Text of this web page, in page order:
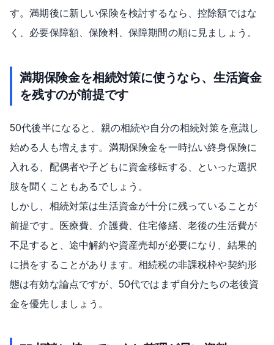
す。満期後に新しい保険を検討するなら、控除額ではな
く、必要保障額、保険料、保障期間の順に見ましょう。
満期保険金を相続対策に使うなら、生活資金
を残すのが前提です
50代後半になると、親の相続や自分の相続対策を意識し
始める人も増えます。満期保険金を一時払い終身保険に
入れる、配偶者や子どもに資金移転する、といった選択
肢を聞くこともあるでしょう。
しかし、相続対策は生活資金が十分に残っていることが
前提です。医療費、介護費、住宅修繕、老後の生活費が
不足すると、途中解約や資産売却が必要になり、結果的
に損をすることがあります。相続税の非課税枠や契約形
態は有効な論点ですが、50代ではまず自分たちの老後資
金を優先しましょう。